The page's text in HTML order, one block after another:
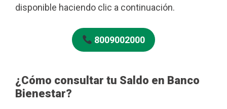
disponible haciendo clic a continuación.
8009002000
¿Cómo consultar tu Saldo en Banco
Bienestar?